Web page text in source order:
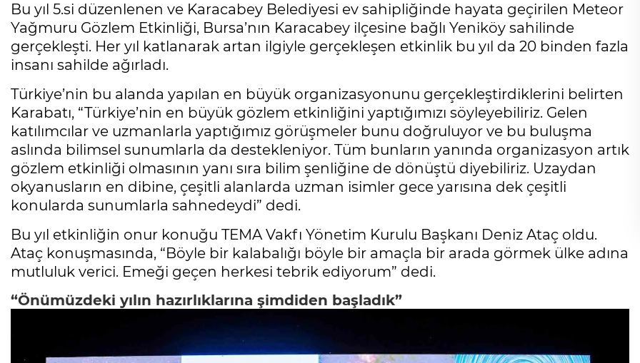
Bu yıl 5.si düzenlenen ve Karacabey Belediyesi ev sahipliğinde hayata geçirilen Meteor
Yağmuru Gözlem Etkinliği, Bursa’nın Karacabey ilçesine bağlı Yeniköy sahilinde
gerçekleşti. Her yıl katlanarak artan ilgiyle gerçekleşen etkinlik bu yıl da 20 binden fazla
insanı sahilde ağırladı.
Türkiye’nin bu alanda yapılan en büyük organizasyonunu gerçekleştirdiklerini belirten
Karabatı, “Türkiye’nin en büyük gözlem etkinliğini yaptığımızı söyleyebiliriz. Gelen
katılımcılar ve uzmanlarla yaptığımız görüşmeler bunu doğruluyor ve bu buluşma
aslında bilimsel sunumlarla da destekleniyor. Tüm bunların yanında organizasyon artık
gözlem etkinliği olmasının yanı sıra bilim şenliğine de dönüştü diyebiliriz. Uzaydan
okyanusların en dibine, çeşitli alanlarda uzman isimler gece yarısına dek çeşitli
konularda sunumlarla sahnedeydi” dedi.
Bu yıl etkinliğin onur konuğu TEMA Vakfı Yönetim Kurulu Başkanı Deniz Ataç oldu.
Ataç konuşmasında, “Böyle bir kalabalığı böyle bir amaçla bir arada görmek ülke adına
mutluluk verici. Emeği geçen herkesi tebrik ediyorum” dedi.
“Önümüzdeki yılın hazırlıklarına şimdiden başladık”